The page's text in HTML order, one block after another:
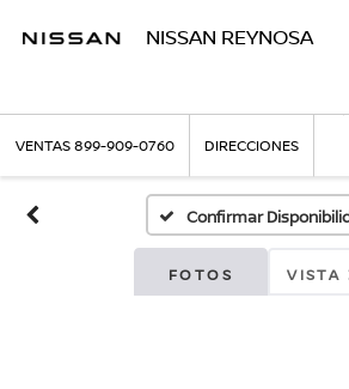
NISSAN REYNOSA
VENTAS899-909-0760 DIRECCIONES
Confirmar
FOTOS VISTA